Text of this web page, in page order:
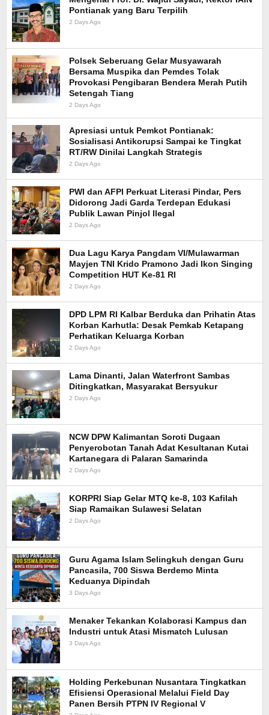
Pontianak yang Baru Terpilih
2 Days Ago
Polsek Seberuang Gelar Musyawarah
Bersama Muspika dan Pemdes Tolak
Provokasi Pengibaran Bendera Merah Putih
Setengah Tiang
2 Days Ago
Apresiasi untuk Pemkot Pontianak:
Sosialisasi Antikorupsi Sampai ke Tingkat
RT/RW Dinilai Langkah Strategis
2 Days Ago
PWI dan AFPI Perkuat Literasi Pindar, Pers
Didorong Jadi Garda Terdepan Edukasi
Publik Lawan Pinjol Ilegal
2 Days Ago
Dua Lagu Karya Pangdam VI/Mulawarman
Mayjen TNI Krido Pramono Jadi Ikon Singing
Competition HUT Ke-81 RI
2 Days Ago
DPD LPM RI Kalbar Berduka dan Prihatin Atas
Korban Karhutla: Desak Pemkab Ketapang
Perhatikan Keluarga Korban
2 Days Ago
Lama Dinanti, Jalan Waterfront Sambas
Ditingkatkan, Masyarakat Bersyukur
2 Days Ago
NCW DPW Kalimantan Soroti Dugaan
Penyerobotan Tanah Adat Kesultanan Kutai
Kartanegara di Palaran Samarinda
2 Days Ago
KORPRI Siap Gelar MTQ ke-8, 103 Kafilah
Siap Ramaikan Sulawesi Selatan
2 Days Ago
Guru Agama Islam Selingkuh dengan Guru
Pancasila, 700 Siswa Berdemo Minta
Keduanya Dipindah
3 Days Ago
Menaker Tekankan Kolaborasi Kampus dan
Industri untuk Atasi Mismatch Lulusan
3 Days Ago
Holding Perkebunan Nusantara Tingkatkan
Efisiensi Operasional Melalui Field Day
Panen Bersih PTPN IV Regional V